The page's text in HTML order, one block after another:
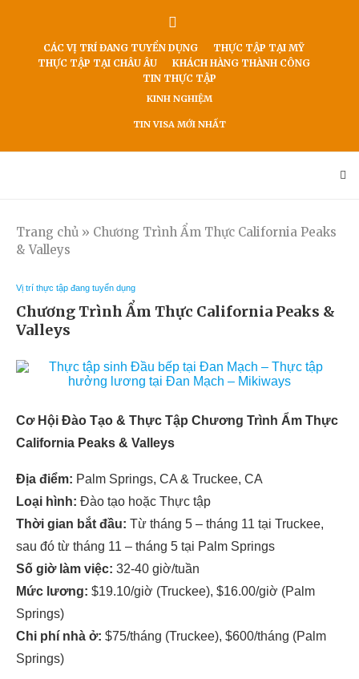
CÁC VỊ TRÍ ĐANG TUYỂN DỤNG
THỰC TẬP TẠI MỸ
THỰC TẬP TẠI CHÂU ÂU
KHÁCH HÀNG THÀNH CÔNG
TIN THỰC TẬP
KINH NGHIỆM
TIN VISA MỚI NHẤT
Trang chủ » Chương Trình Ẩm Thực California Peaks
& Valleys
Vị trí thực tập đang tuyển dụng
Chương Trình Ẩm Thực California Peaks &
Valleys
Cơ Hội Đào Tạo & Thực Tập Chương Trình Ẩm Thực
California Peaks & Valleys
Địa điểm: Palm Springs, CA & Truckee, CA
Loại hình: Đào tạo hoặc Thực tập
Thời gian bắt đầu: Từ tháng 5 – tháng 11 tại Truckee,
sau đó từ tháng 11 – tháng 5 tại Palm Springs
Số giờ làm việc: 32-40 giờ/tuần
Mức lương: $19.10/giờ (Truckee), $16.00/giờ (Palm
Springs)
Chi phí nhà ở: $75/tháng (Truckee), $600/tháng (Palm
Springs)